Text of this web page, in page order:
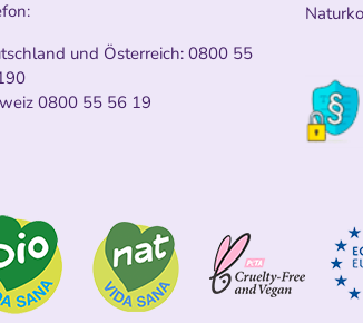
und Österreich:0800 55
0800 55 56 19